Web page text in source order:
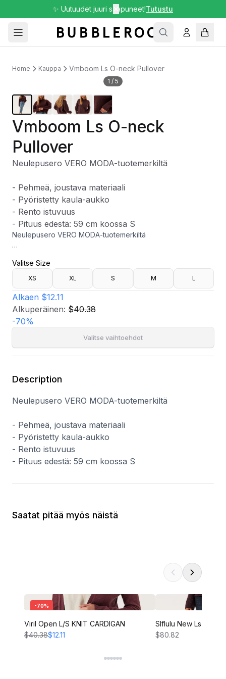
✨ Uutuudet juuri saapuneet!Tutustu
Home Kauppa Vmboom Ls O-neck Pullover
1 / 5
Vmboom Ls O-neck
Pullover
Neulepusero VERO MODA-tuotemerkiltä
- Pehmeä, joustava materiaali
- Pyöristetty kaula-aukko
- Rento istuvuus
- Pituus edestä: 59 cm koossa S
Neulepusero VERO MODA-tuotemerkiltä
- Pyöristetty kaula-aukko
- Rento istuvuus
- Pituus edestä: 59 cm koossa S
Valitse Size
XS XL S M L
Alkaen $12.11
Alkuperäinen: $40.38
-70%
Valitse vaihtoehdot
Description
Neulepusero VERO MODA-tuotemerkiltä
- Pehmeä, joustava materiaali
- Pyöristetty kaula-aukko
- Rento istuvuus
- Pituus edestä: 59 cm koossa S
Saatat pitää myös näistä
-70%
Viril Open L/S KNIT CARDIGAN
$40.38$12.11
Slflulu New Ls Knit
$80.82